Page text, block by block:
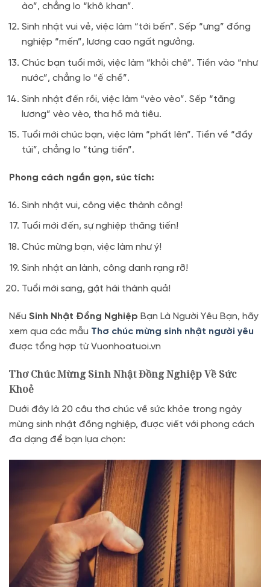
ào”, chẳng lo “khô khan”.
Sinh nhật vui vẻ, việc làm “tới bến”. Sếp “ưng” đồng
nghiệp “mến”, lương cao ngất ngưởng.
Chúc bạn tuổi mới, việc làm “khỏi chê”. Tiền vào “như
nước”, chẳng lo “ế chề”.
Sinh nhật đến rồi, việc làm “vèo vèo”. Sếp “tăng
lương” vèo vèo, tha hồ mà tiêu.
Tuổi mới chúc bạn, việc làm “phất lên”. Tiền về “đầy
túi”, chẳng lo “túng tiền”.
Phong cách ngắn gọn, súc tích:
Sinh nhật vui, công việc thành công!
Tuổi mới đến, sự nghiệp thăng tiến!
Chúc mừng bạn, việc làm như ý!
Sinh nhật an lành, công danh rạng rỡ!
Tuổi mới sang, gặt hái thành quả!
Nếu Sinh Nhật Đồng Nghiệp Bạn Là Người Yêu Bạn, hãy
xem qua các mẫu Thơ chúc mừng sinh nhật người yêu
được tổng hợp từ Vuonhoatuoi.vn
Thơ Chúc Mừng Sinh Nhật Đồng Nghiệp Về Sức
Khoẻ
Dưới đây là 20 câu thơ chúc về sức khỏe trong ngày
mừng sinh nhật đồng nghiệp, được viết với phong cách
đa dạng để bạn lựa chọn: